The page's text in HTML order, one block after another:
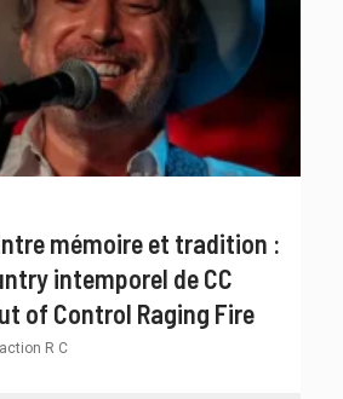
mémoire et tradition :
intemporel de CC
of Control Raging Fire
R C